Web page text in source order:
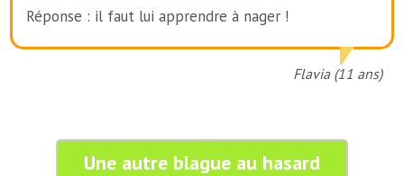
Réponse : il faut lui apprendre à nager !
Flavia (11 ans)
Une autre blague au hasard